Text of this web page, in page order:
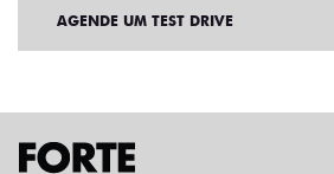
AGENDE UM TEST DRIVE